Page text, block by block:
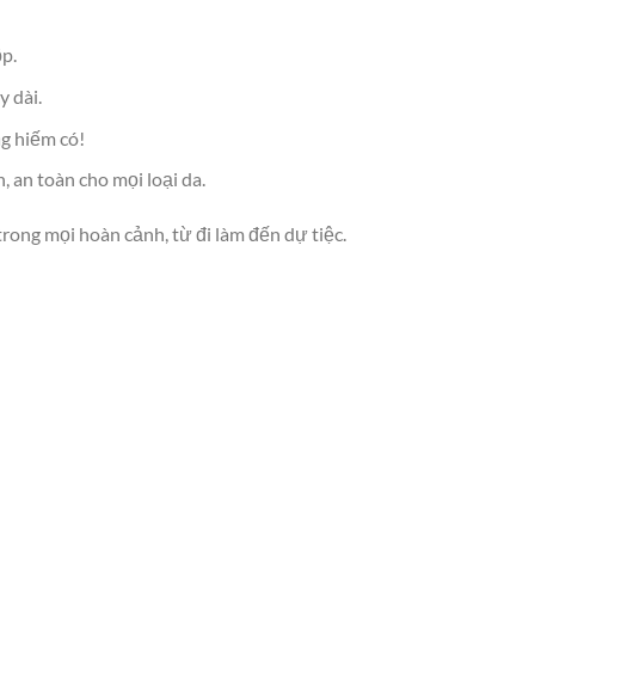
dài.
hiếm có!
an toàn cho mọi loại da.
mọi hoàn cảnh, từ đi làm đến dự tiệc.